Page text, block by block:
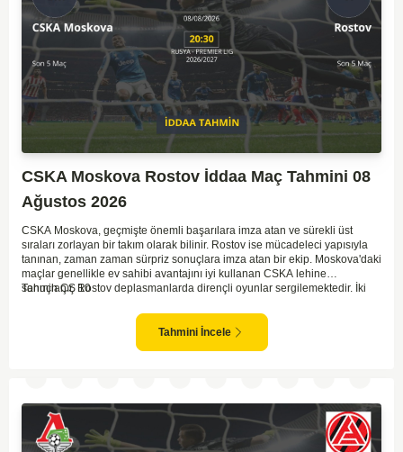
CSKA Moskova Rostov İddaa Maç Tahmini 08
Ağustos 2026
CSKA Moskova, geçmişte önemli başarılara imza atan ve sürekli üst
sıraları zorlayan bir takım olarak bilinir. Rostov ise mücadeleci yapısıyla
tanınan, zaman zaman sürpriz sonuçlara imza atan bir ekip. Moskova'daki
maçlar genellikle ev sahibi avantajını iyi kullanan CSKA lehine
sonuçlanır. Rostov deplasmanlarda dirençli oyunlar sergilemektedir. İki
göstermektedir. CSKA'nın evinde oynayacak olması ve genel istatistikler
göz önüne alındığında, CSKA'nın sahasında kolay kolay puan
kaybetmeyeceğini söyleyebiliriz.
Tahmin ÇŞ 10
Tahmini İncele